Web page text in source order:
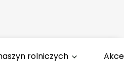
rolniczych